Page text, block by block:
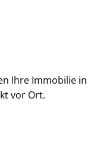
Ihre Immobilie in
vor Ort.